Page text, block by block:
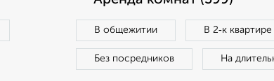
В общежитии В 2‑к квартире
Без посредников На